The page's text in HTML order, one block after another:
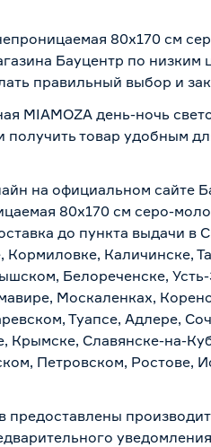
80х170 см
Бауцентр по
правильный выбор и
MIAMOZA день-ночь
товар удобным
на официальном сайте
80х170 см серо-
до пункта выдачи в
Кормиловке, Каличинске,
Белореченске,
Москаленках,
Туапсе, Адлере,
Славянске-на-
Петровском, Ростове,